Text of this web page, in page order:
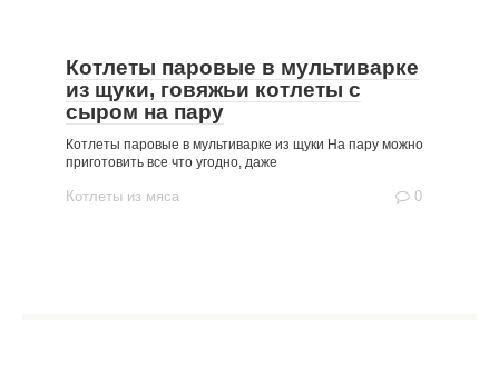
Котлеты паровые в мультиварке
из щуки, говяжьи котлеты с
сыром на пару
Котлеты паровые в мультиварке из щуки На пару можно
приготовить все что угодно, даже
Котлеты из мяса 0